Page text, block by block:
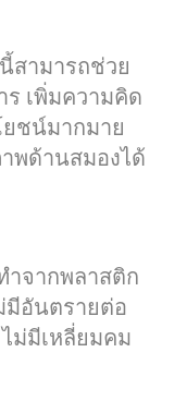
สามารถช่วย
เพิ่มความคิด
ยชน์มากมาย
พด้านสมองได้
ำจากพลาสติก
มีอันตรายต่อ
ม่มีเหลี่ยมคม